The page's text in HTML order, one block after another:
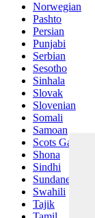
Norwegian
Pashto
Persian
Punjabi
Serbian
Sesotho
Sinhala
Slovak
Slovenian
Somali
Samoan
Scots Gaelic
Shona
Sindhi
Sundanese
Swahili
Tajik